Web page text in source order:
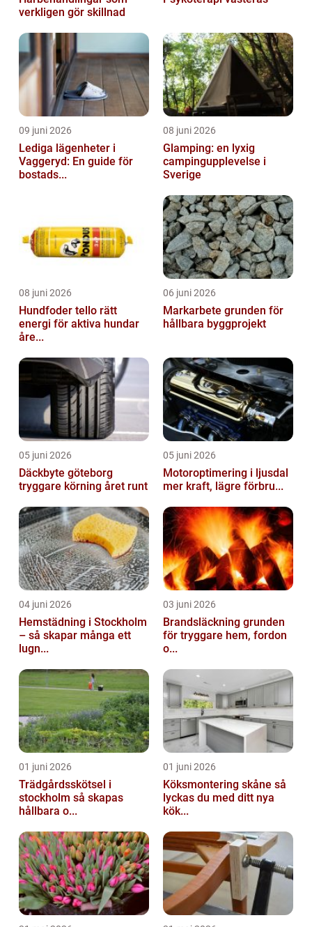
verkligen gör skillnad
09 juni 2026
Lediga lägenheter i
Vaggeryd: En guide för
bostads...
08 juni 2026
Glamping: en lyxig
campingupplevelse i
Sverige
08 juni 2026
Hundfoder tello rätt
energi för aktiva hundar
åre...
06 juni 2026
Markarbete grunden för
hållbara byggprojekt
05 juni 2026
Däckbyte göteborg
tryggare körning året runt
05 juni 2026
Motoroptimering i ljusdal
mer kraft, lägre förbru...
04 juni 2026
Hemstädning i Stockholm
– så skapar många ett
lugn...
03 juni 2026
Brandsläckning grunden
för tryggare hem, fordon
o...
01 juni 2026
Trädgårdsskötsel i
stockholm så skapas
hållbara o...
01 juni 2026
Köksmontering skåne så
lyckas du med ditt nya
kök...